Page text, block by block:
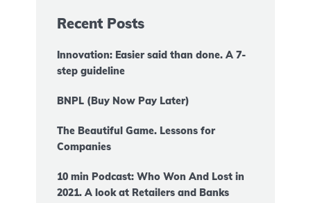
Recent Posts
Innovation: Easier said than done. A 7-
step guideline
BNPL (Buy Now Pay Later)
The Beautiful Game. Lessons for
Companies
10 min Podcast: Who Won And Lost in
2021. A look at Retailers and Banks